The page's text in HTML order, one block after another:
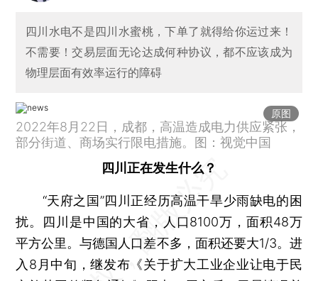
四川水电不是四川水蜜桃，下单了就得给你运过来！
不需要！交易层面无论达成何种协议，都不应该成为
物理层面有效率运行的障碍
原图
2022年8月22日，成都，高温造成电力供应紧张，
部分街道、商场实行限电措施。图：视觉中国
四川正在发生什么？
“天府之国”四川正经历高温干旱少雨缺电的困
扰。四川是中国的大省，人口8100万，面积48万
平方公里。与德国人口差不多，面积还要大1/3。进
入8月中旬，继发布《关于扩大工业企业让电于民